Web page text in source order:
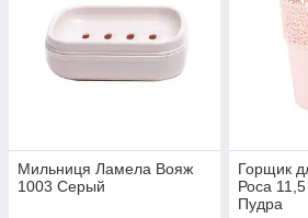
Мильниця Ламела Вояж
1003 Серый
Горщик
Роса
Пудра